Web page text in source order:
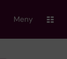
Meny